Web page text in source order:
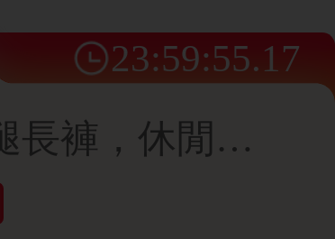
23:59:52.35
女款寬鬆牛仔色調寬腿長褲，休閒抽繩口袋長褲，打造舒適日常造型